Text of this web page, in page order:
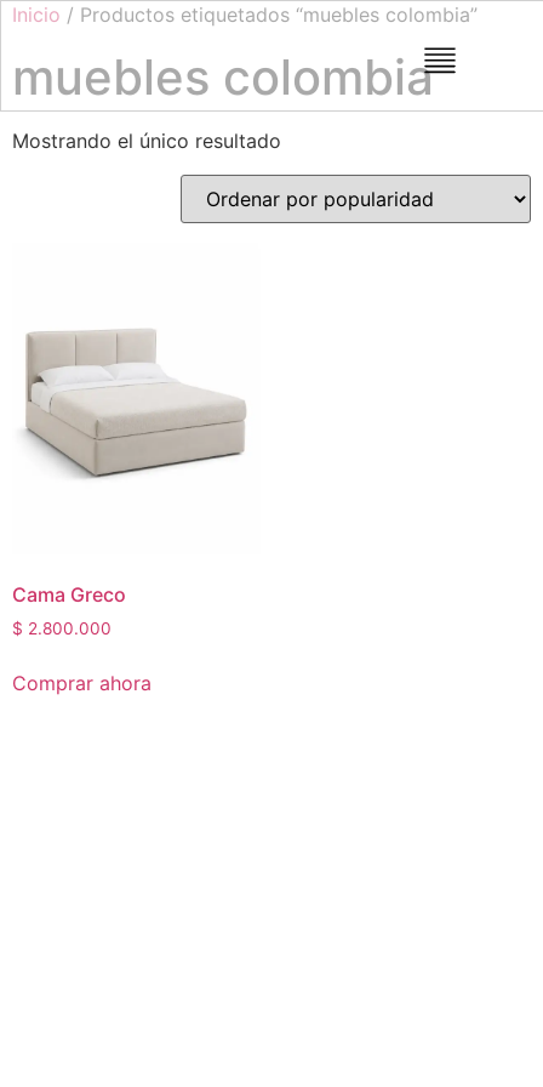
Inicio / Productos etiquetados “muebles colombia”
muebles colombia
Mostrando el único resultado
Cama Greco
$ 2.800.000
Comprar ahora